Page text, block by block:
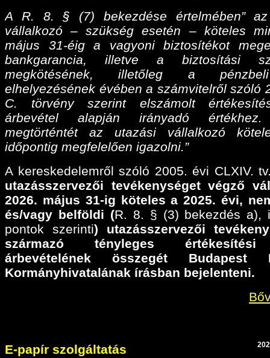
A R. 8. § (7) bekezdése értelmében”
vállalkozó – szükség esetén – köteles
május 31-éig a vagyoni biztosítékot
bankgarancia, illetve a biztosítási
megkötésének, illetőleg a
elhelyezésének évében a számvitelről szóló
C. törvény szerint elszámolt
árbevétel alapján irányadó
megtörténtét az utazási vállalkozó
időpontig megfelelően igazolni.”
A kereskedelemről szóló 2005. évi CLXIV.
utazásszervezői tevékenységet végző
2026. május 31-ig köteles a 2025. évi,
és/vagy belföldi (R. 8. § (3) bekezdés a),
pontok szerinti) utazásszervezői
származó tényleges
árbevételének összegét Budapest
Kormányhivatalának írásban bejelenteni.
E-papír szolgáltatás